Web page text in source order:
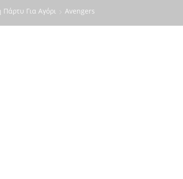
Πάρτυ Για Αγόρι Avengers